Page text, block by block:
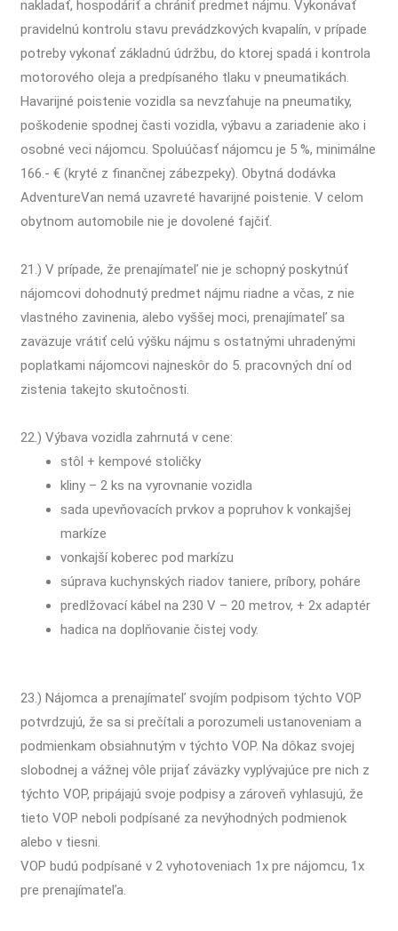
nakladať, hospodáriť a chrániť predmet nájmu. Vykonávať
pravidelnú kontrolu stavu prevádzkových kvapalín, v prípade
potreby vykonať základnú údržbu, do ktorej spadá i kontrola
motorového oleja a predpísaného tlaku v pneumatikách.
Havarijné poistenie vozidla sa nevzťahuje na pneumatiky,
poškodenie spodnej časti vozidla, výbavu a zariadenie ako i
osobné veci nájomcu. Spoluúčasť nájomcu je 5 %, minimálne
166.- € (kryté z finančnej zábezpeky). Obytná dodávka
AdventureVan nemá uzavreté havarijné poistenie. V celom
obytnom automobile nie je dovolené fajčiť.
21.) V prípade, že prenajímateľ nie je schopný poskytnúť
nájomcovi dohodnutý predmet nájmu riadne a včas, z nie
vlastného zavinenia, alebo vyššej moci, prenajímateľ sa
zaväzuje vrátiť celú výšku nájmu s ostatnými uhradenými
poplatkami nájomcovi najneskôr do 5. pracovných dní od
zistenia takejto skutočnosti.
22.) Výbava vozidla zahrnutá v cene:
stôl + kempové stoličky
kliny – 2 ks na vyrovnanie vozidla
sada upevňovacích prvkov a popruhov k vonkajšej
markíze
vonkajší koberec pod markízu
súprava kuchynských riadov taniere, príbory, poháre
predlžovací kábel na 230 V – 20 metrov, + 2x adaptér
hadica na doplňovanie čistej vody.
23.) Nájomca a prenajímateľ svojím podpisom týchto VOP
potvrdzujú, že sa si prečítali a porozumeli ustanoveniam a
podmienkam obsiahnutým v týchto VOP. Na dôkaz svojej
slobodnej a vážnej vôle prijať záväzky vyplývajúce pre nich z
týchto VOP, pripájajú svoje podpisy a zároveň vyhlasujú, že
tieto VOP neboli podpísané za nevýhodných podmienok
alebo v tiesni.
VOP budú podpísané v 2 vyhotoveniach 1x pre nájomcu, 1x
pre prenajímateľa.